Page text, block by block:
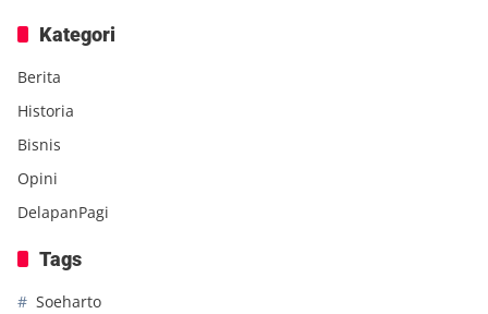
Kategori
Berita
Historia
Bisnis
Opini
DelapanPagi
Tags
Soeharto